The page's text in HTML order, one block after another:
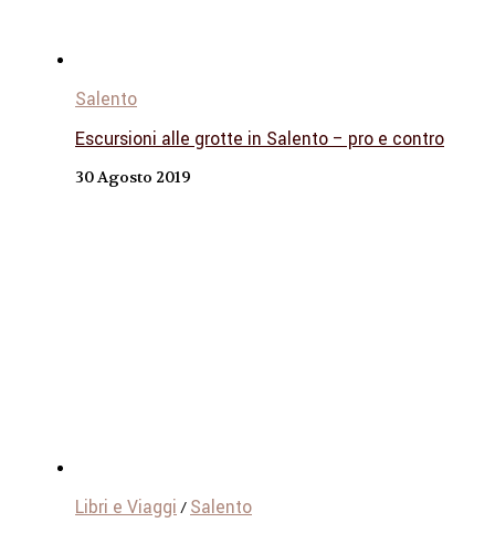
Salento
Escursioni alle grotte in Salento – pro e contro
30 Agosto 2019
Libri e Viaggi / Salento